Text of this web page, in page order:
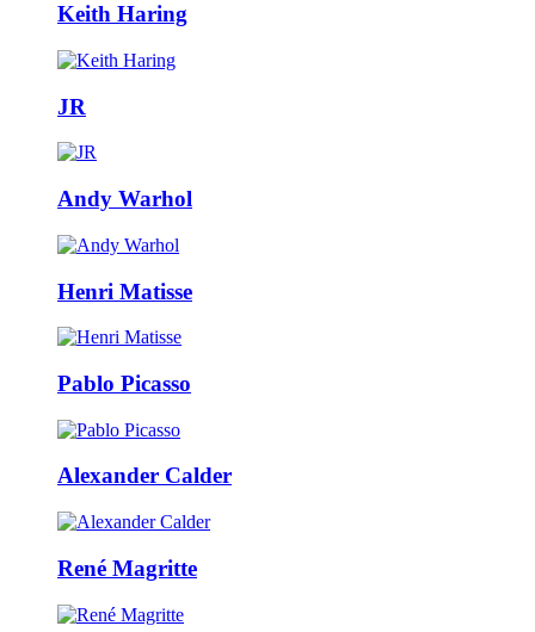
Keith Haring
JR
Andy Warhol
Henri Matisse
Pablo Picasso
Alexander Calder
René Magritte